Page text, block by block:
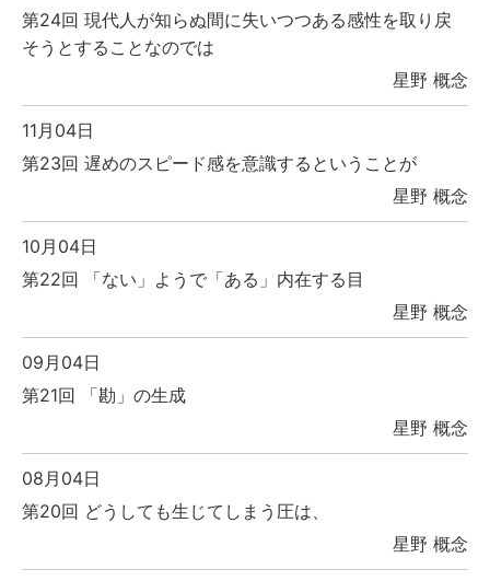
第24回 現代人が知らぬ間に失いつつある感性を取り戻
そうとすることなのでは
星野 概念
11月04日
第23回 遅めのスピード感を意識するということが
星野 概念
10月04日
第22回 「ない」ようで「ある」内在する目
星野 概念
09月04日
第21回 「勘」の生成
星野 概念
08月04日
第20回 どうしても生じてしまう圧は、
星野 概念